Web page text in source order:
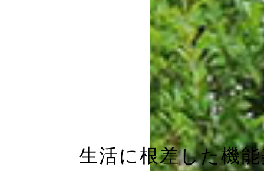
生活に根差した機